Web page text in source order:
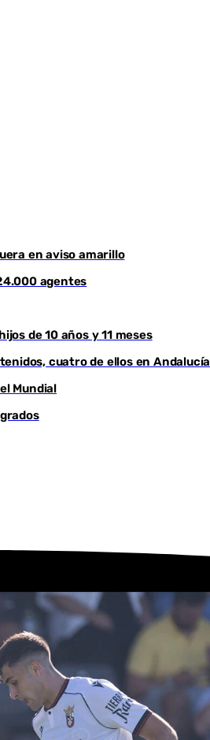
en aviso amarillo
agentes
de 10 años y 11 meses
cuatro de ellos en Andalucía
Mundial